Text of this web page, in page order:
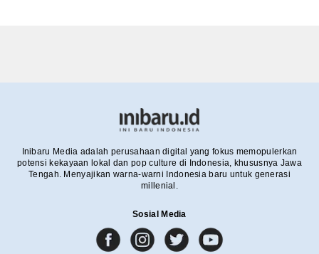
Inibaru Media adalah perusahaan digital yang fokus memopulerkan
potensi kekayaan lokal dan pop culture di Indonesia, khususnya Jawa
Tengah. Menyajikan warna-warni Indonesia baru untuk generasi
millenial.
Sosial Media